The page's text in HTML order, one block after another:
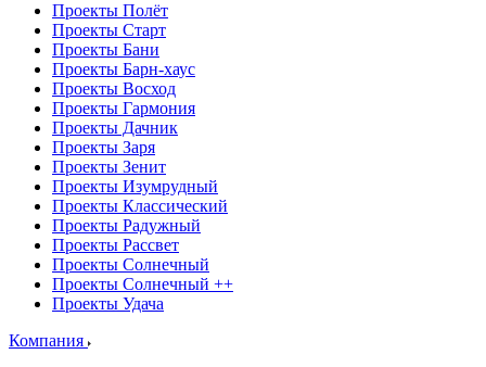
Проекты Полёт
Проекты Старт
Проекты Бани
Проекты Барн-хаус
Проекты Восход
Проекты Гармония
Проекты Дачник
Проекты Заря
Проекты Зенит
Проекты Изумрудный
Проекты Классический
Проекты Радужный
Проекты Рассвет
Проекты Солнечный
Проекты Солнечный ++
Проекты Удача
Компания